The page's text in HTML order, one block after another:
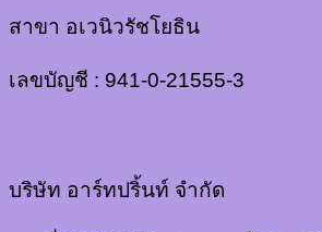
สาขา อเวนิวรัชโยธิน
เลขบัญชี : 941-0-21555-3
บริษัท อาร์ทปริ้นท์ จำกัด